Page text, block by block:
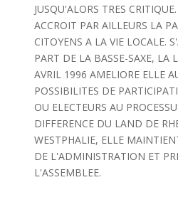
JUSQU'ALORS TRES
ACCROIT PAR AILLEURS LA
CITOYENS A LA VIE LOCALE.
PART DE LA BASSE-SAXE, LA
AVRIL 1996 AMELIORE ELLE
POSSIBILITES DE
OU ELECTEURS AU
DIFFERENCE DU LAND DE
WESTPHALIE, ELLE
DE L'ADMINISTRATION ET
L'ASSEMBLEE.